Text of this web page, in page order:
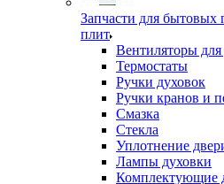
Запчасти для бытовых
плит
Вентиляторы для
Термостаты
Ручки духовок
Ручки кранов и
Смазка
Стекла
Уплотнение
Лампы духовки
Комплектующие